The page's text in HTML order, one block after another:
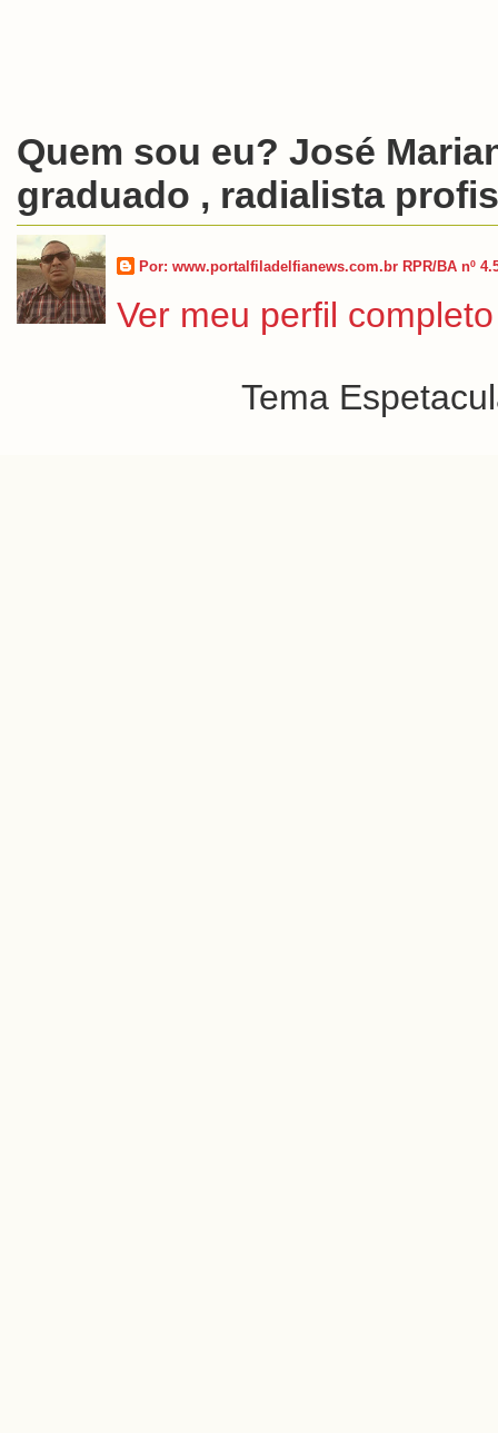
Quem sou eu? José
graduado , radialista
Por: www.portalfiladelfianews.com.br RPR/BA nº
Ver meu perfil completo
Tema